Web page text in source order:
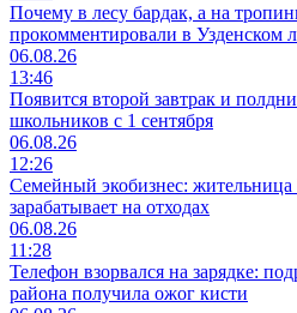
Почему в лесу бардак, а на
прокомментировали в Узденском
06.08.26
13:46
Появится второй завтрак и
школьников с 1 сентября
06.08.26
12:26
Семейный экобизнес: жительница
зарабатывает на отходах
06.08.26
11:28
Телефон взорвался на зарядке:
района получила ожог кисти